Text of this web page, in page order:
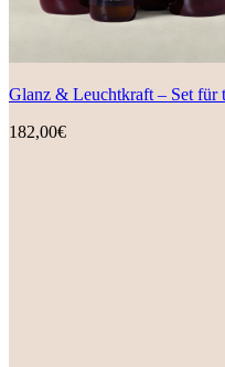
Glanz & Leuchtkraft – Set für
182,00€